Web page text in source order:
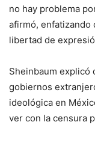
no hay problema
afirmó,
libertad de
Sheinbaum explicó
gobiernos
ideológica en
ver con la censura